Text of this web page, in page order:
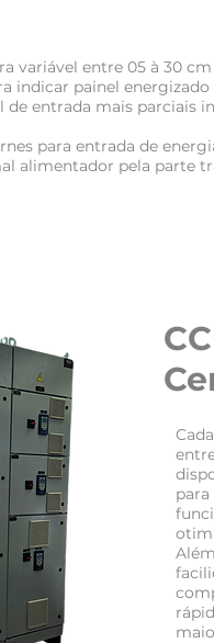
variável entre 05 à 30 cm
indicar painel energizado
entrada mais parciais
para entrada de
alimentador pela parte